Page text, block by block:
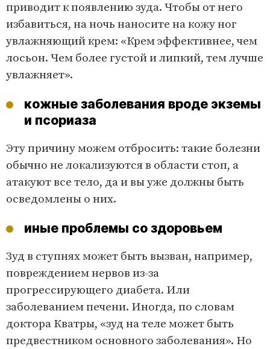
приводит к появлению зуда. Чтобы от него
избавиться, на ночь наносите на кожу ног
увлажняющий крем: «Крем эффективнее, чем
лосьон. Чем более густой и липкий, тем лучше
увлажняет».
кожные заболевания вроде экземы
и псориаза
Эту причину можем отбросить: такие болезни
обычно не локализуются в области стоп, а
атакуют все тело, да и вы уже должны быть
осведомлены о них.
иные проблемы со здоровьем
Зуд в ступнях может быть вызван, например,
повреждением нервов из-за
прогрессирующего диабета. Или
заболеванием печени. Иногда, по словам
доктора Кватры, «зуд на теле может быть
предвестником основного заболевания». Но